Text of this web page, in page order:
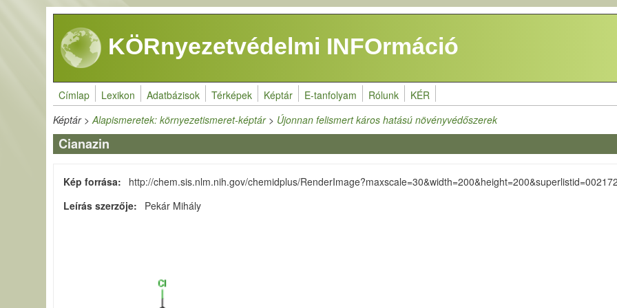
Ugrás a tartalomra
KÖRnyezetvédelmi INFOrmáció
Címlap Lexikon Adatbázisok Térképek Képtár E-tanfolyam Rólunk KÉR
Képtár>Alapismeretek: környezetismeret-képtár> Újonnan felismert káros hatású növényvédőszerek
Cianazin
Kép forrása
http://chem.sis.nlm.nih.gov/chemidplus/
Leírás szerzője
Pekár Mihály